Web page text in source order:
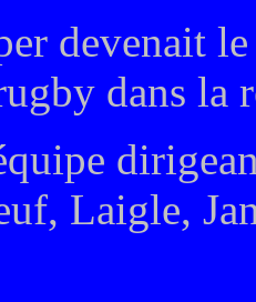
devenait
dans la
Laigle,